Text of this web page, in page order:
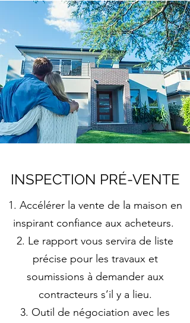
INSPECTION PRÉ-VENTE
Accélérer la vente de la maison en
inspirant confiance aux acheteurs.
Le rapport vous servira de liste
précise pour les travaux et
soumissions à demander aux
contracteurs s’il y a lieu.
Outil de négociation avec les